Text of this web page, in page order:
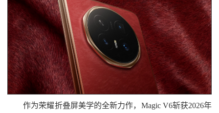
作为荣耀折叠屏美学的全新力作，Magic V6斩获2026年